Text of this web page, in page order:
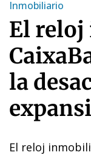
Inmobiliario
El
la
El reloj